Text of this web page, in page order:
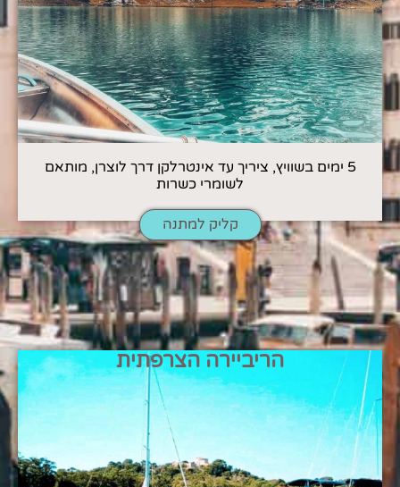
5 ימים בשוויץ, ציריך עד אינטרלקן דרך לוצרן, מותאם
לשומרי כשרות
קליק למתנה
הריביירה הצרפתית